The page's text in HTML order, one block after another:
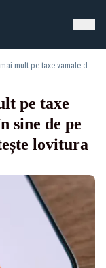
Vom ajunge să dăm mai mult pe taxe vamale decât pe comanda în sine de pe Temu sau Shein. UE pregătește lovitura finală
pe taxe
sine de pe
lovitura